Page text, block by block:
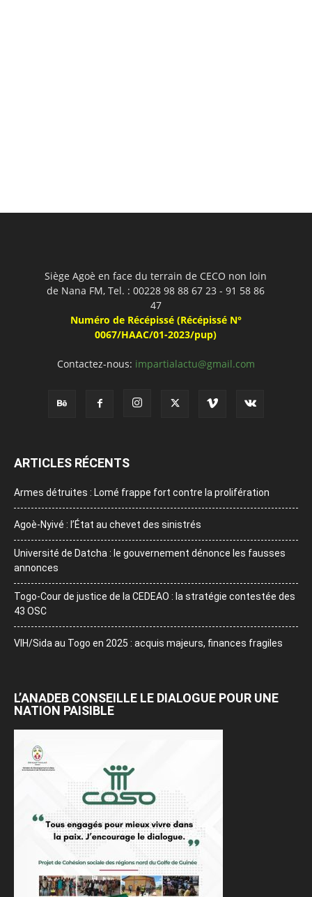
Siège Agoè en face du terrain de CECO non loin
de Nana FM, Tel. : 00228 98 88 67 23 - 91 58 86
47
Numéro de Récépissé (Récépissé N°
0067/HAAC/01-2023/pup)
Contactez-nous: impartialactu@gmail.com
ARTICLES RÉCENTS
Armes détruites : Lomé frappe fort contre la prolifération
Agoè-Nyivé : l’État au chevet des sinistrés
Université de Datcha : le gouvernement dénonce les fausses
annonces
Togo-Cour de justice de la CEDEAO : la stratégie contestée des
43 OSC
VIH/Sida au Togo en 2025 : acquis majeurs, finances fragiles
L’ANADEB CONSEILLE LE DIALOGUE POUR UNE
NATION PAISIBLE